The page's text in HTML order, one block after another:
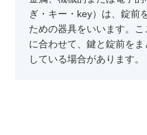
ぎ・キー・key）は、錠前
ための器具をいいます。
に合わせて、鍵と錠前を
している場合があります。